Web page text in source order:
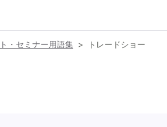
・セミナー用語集 > トレードショー